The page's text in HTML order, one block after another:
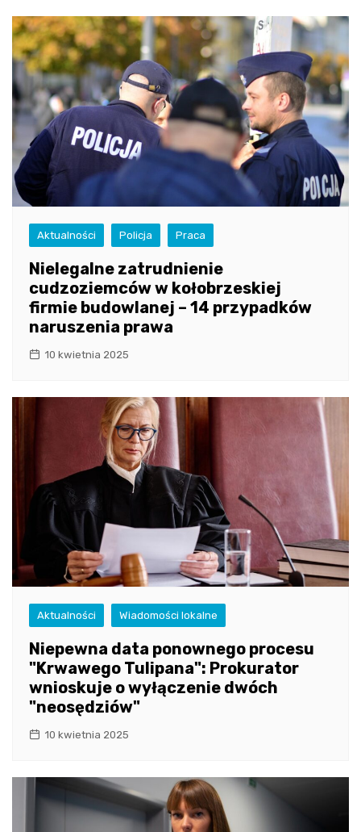
Aktualności Policja Praca
Nielegalne zatrudnienie
cudzoziemców w kołobrzeskiej
firmie budowlanej – 14 przypadków
naruszenia prawa
10 kwietnia 2025
Aktualności Wiadomości lokalne
Niepewna data ponownego procesu
"Krwawego Tulipana": Prokurator
wnioskuje o wyłączenie dwóch
"neosędziów"
10 kwietnia 2025